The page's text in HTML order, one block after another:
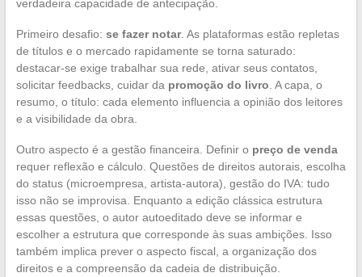
verdadeira capacidade de antecipação.
Primeiro desafio: se fazer notar. As plataformas estão repletas
de títulos e o mercado rapidamente se torna saturado:
destacar-se exige trabalhar sua rede, ativar seus contatos,
solicitar feedbacks, cuidar da promoção do livro . A capa, o
resumo, o título: cada elemento influencia a opinião dos leitores
e a visibilidade da obra.
Outro aspecto é a gestão financeira. Definir o preço de venda
requer reflexão e cálculo. Questões de direitos autorais, escolha
do status (microempresa, artista-autora), gestão do IVA: tudo
isso não se improvisa. Enquanto a edição clássica estrutura
essas questões, o autor autoeditado deve se informar e
escolher a estrutura que corresponde às suas ambições. Isso
também implica prever o aspecto fiscal, a organização dos
direitos e a compreensão da cadeia de distribuição.